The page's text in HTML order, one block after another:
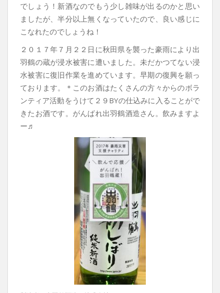
でしょう！新酒なのでもう少し雑味が出るのかと思い
ましたが、半分以上無くなっていたので、良い感じに
こなれたのでしょうね！
２０１７年７月２２日に秋田県を襲った豪雨により出
羽鶴の蔵が浸水被害に遭いました。未だかつてない浸
水被害に復旧作業を進めています。早期の復興を願っ
ております。＊このお酒はたくさんの方々からのボラ
ンティア活動をうけて２９BYの仕込みに入ることがで
きたお酒です。がんばれ出羽鶴酒造さん。飲みますよ
ー♬